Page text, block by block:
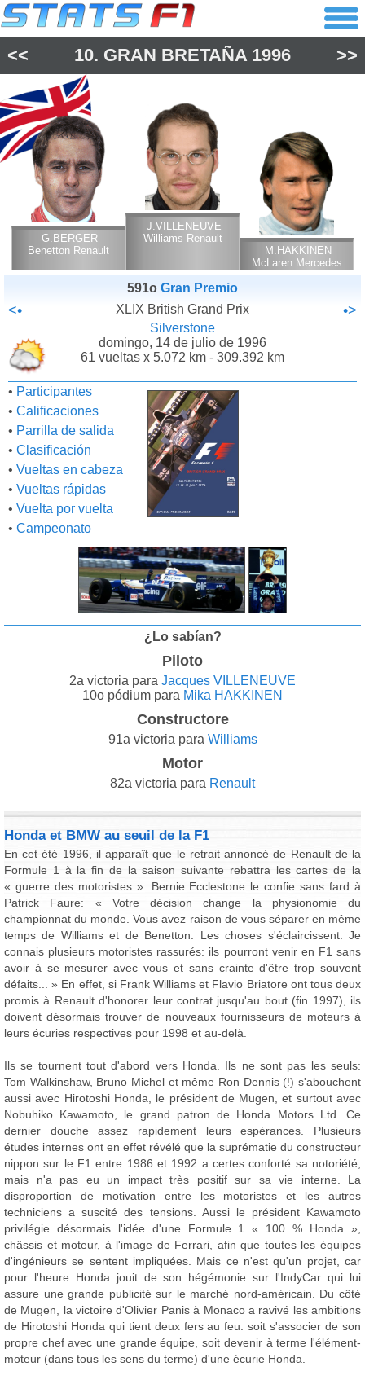
<< 10. GRAN BRETAÑA 1996 >>
G.BERGER
Benetton Renault
J.VILLENEUVE
Williams Renault
M.HAKKINEN
McLaren Mercedes
591o Gran Premio
<• XLIX British Grand Prix •>
Silverstone
domingo, 14 de julio de 1996
61 vueltas x 5.072 km - 309.392 km
• Participantes
• Calificaciones
• Parrilla de salida
• Clasificación
• Vueltas en cabeza
• Vueltas rápidas
• Vuelta por vuelta
• Campeonato
¿Lo sabían?
Piloto
2a victoria para Jacques VILLENEUVE
10o pódium para Mika HAKKINEN
Constructore
91a victoria para Williams
Motor
82a victoria para Renault
Honda et BMW au seuil de la F1
En cet été 1996, il apparaît que le retrait annoncé de Renault de la
Formule 1 à la fin de la saison suivante rebattra les cartes de la
« guerre des motoristes ». Bernie Ecclestone le confie sans fard à
Patrick Faure: « Votre décision change la physionomie du
championnat du monde. Vous avez raison de vous séparer en même
temps de Williams et de Benetton. Les choses s'éclaircissent. Je
connais plusieurs motoristes rassurés: ils pourront venir en F1 sans
avoir à se mesurer avec vous et sans crainte d'être trop souvent
défaits... » En effet, si Frank Williams et Flavio Briatore ont tous deux
promis à Renault d'honorer leur contrat jusqu'au bout (fin 1997), ils
doivent désormais trouver de nouveaux fournisseurs de moteurs à
leurs écuries respectives pour 1998 et au-delà.
Ils se tournent tout d'abord vers Honda. Ils ne sont pas les seuls:
Tom Walkinshaw, Bruno Michel et même Ron Dennis (!) s'abouchent
aussi avec Hirotoshi Honda, le président de Mugen, et surtout avec
Nobuhiko Kawamoto, le grand patron de Honda Motors Ltd. Ce
dernier douche assez rapidement leurs espérances. Plusieurs
études internes ont en effet révélé que la suprématie du constructeur
nippon sur le F1 entre 1986 et 1992 a certes conforté sa notoriété,
mais n'a pas eu un impact très positif sur sa vie interne. La
disproportion de motivation entre les motoristes et les autres
techniciens a suscité des tensions. Aussi le président Kawamoto
privilégie désormais l'idée d'une Formule 1 « 100 % Honda »,
châssis et moteur, à l'image de Ferrari, afin que toutes les équipes
d'ingénieurs se sentent impliquées. Mais ce n'est qu'un projet, car
pour l'heure Honda jouit de son hégémonie sur l'IndyCar qui lui
assure une grande publicité sur le marché nord-américain. Du côté
de Mugen, la victoire d'Olivier Panis à Monaco a ravivé les ambitions
de Hirotoshi Honda qui tient deux fers au feu: soit s'associer de son
propre chef avec une grande équipe, soit devenir à terme l'élément-
moteur (dans tous les sens du terme) d'une écurie Honda.